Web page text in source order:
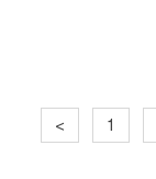
< 1